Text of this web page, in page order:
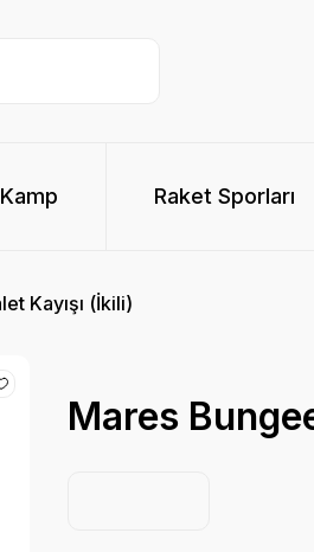
Kamp Raket Sporları
Kayışı (İkili)
Mares